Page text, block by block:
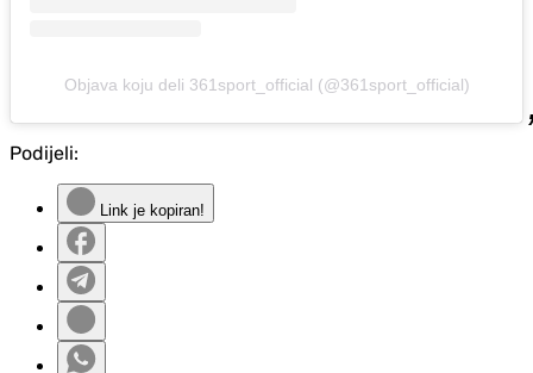
Objava koju deli 361sport_official (@361sport_official)
Podijeli:
Link je kopiran!